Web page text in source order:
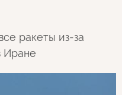
ракеты из-за
Иране